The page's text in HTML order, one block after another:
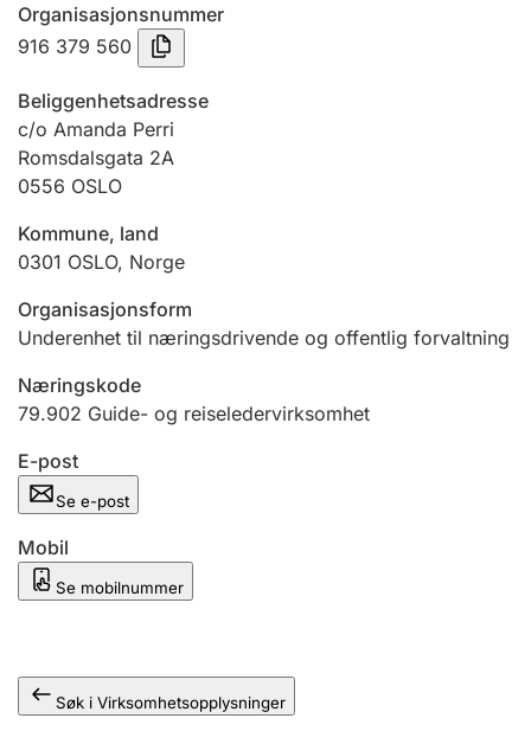
Tinglysing
Jeger
Betaling og jegeravgiftskort
Ektepaktveileder
Offentlig sektor
Andre tema
Organisasjonsnummer
916 379 560
Beliggenhetsadresse
c/o Amanda Perri
Romsdalsgata 2A
0556 OSLO
Kommune, land
0301 OSLO, Norge
Organisasjonsform
Underenhet til næringsdrivende og offentlig forvaltning
Næringskode
79.902 Guide- og reiseledervirksomhet
E-post
Se e-post
Mobil
Se mobilnummer
Søk i Virksomhetsopplysninger